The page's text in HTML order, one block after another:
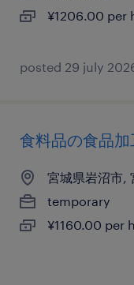
¥1206.00 per
posted 29 july
食料品の食品
宮城県岩沼市,
temporary
¥1160.00 per